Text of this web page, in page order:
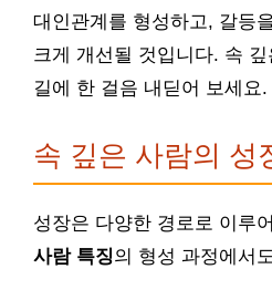
대인관계를 형성하고, 갈등
크게 개선될 것입니다. 속
길에 한 걸음 내딛어 보세요.
속 깊은 사람의 성
성장은 다양한 경로로 이루
사람 특징의 형성 과정에서